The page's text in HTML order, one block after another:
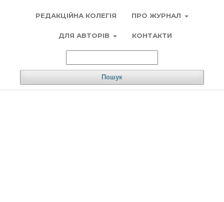
РЕДАКЦІЙНА КОЛЕГІЯ ПРО ЖУРНАЛ
ДЛЯ АВТОРІВ КОНТАКТИ
Пошук